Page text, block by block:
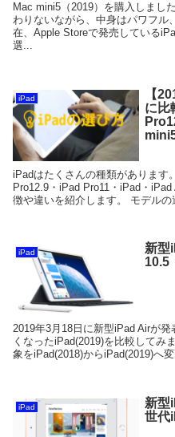
Mac mini5（2019）を購入しまし
わりないながら、中身はパワフル
在、Apple Storeで発売している
選...
iPad
【
に比
mini5
iPadはたくさんの種類があります
Pro12.9・iPad Pro11・iPad・
徴や違いを紹介します。 モデルの
iPad
新型
10.5
2019年3月18日に新型iPad Airが
くなったiPad(2019)を比較してみ
象をiPad(2018)からiPad(2019)へ
iPad
新型
世代